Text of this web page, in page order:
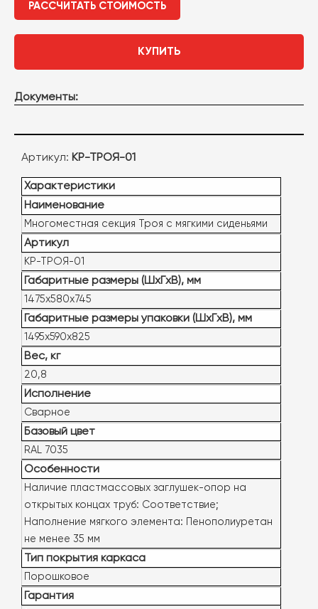
РАССЧИТАТЬ СТОИМОСТЬ
КУПИТЬ
Документы:
Артикул: КР-ТРОЯ-01
Характеристики
Наименование
Многоместная секция Троя с мягкими сиденьями
Артикул
КР-ТРОЯ-01
Габаритные размеры (ШxГxВ), мм
1475х580х745
Габаритные размеры упаковки (ШxГxВ), мм
1495х590х825
Вес, кг
20,8
Исполнение
Сварное
Базовый цвет
RAL 7035
Особенности
Наличие пластмассовых заглушек-опор на
открытых концах труб: Соответствие;
Наполнение мягкого элемента: Пенополиуретан
не менее 35 мм
Тип покрытия каркаса
Порошковое
Гарантия